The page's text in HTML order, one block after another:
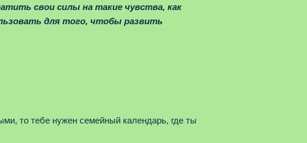
свои силы на такие чувства, как
для того, чтобы развить
то тебе нужен семейный календарь, где ты